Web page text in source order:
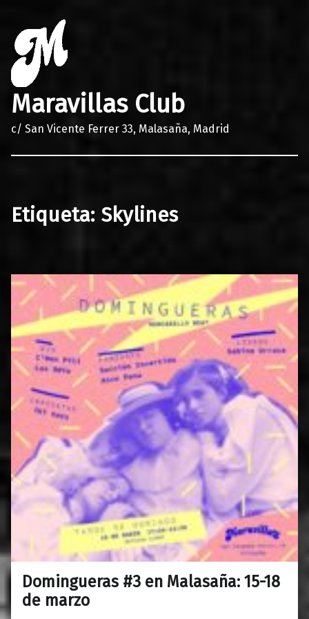
Maravillas Club
c/ San Vicente Ferrer 33, Malasaña, Madrid
Etiqueta: Skylines
Domingueras #3 en Malasaña: 15-18
de marzo
13/03/2018
0
Maravillas